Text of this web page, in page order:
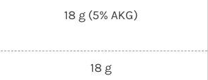
18 g (5% AKG)
18 g